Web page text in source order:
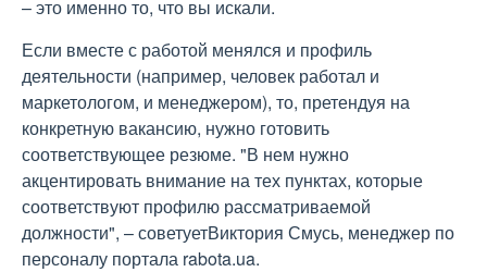
– это именно то, что вы искали.
Если вместе с работой менялся и профиль
деятельности (например, человек работал и
маркетологом, и менеджером), то, претендуя на
конкретную вакансию, нужно готовить
соответствующее резюме. "В нем нужно
акцентировать внимание на тех пунктах, которые
соответствуют профилю рассматриваемой
должности", – советуетВиктория Смусь, менеджер по
персоналу портала rabota.ua.